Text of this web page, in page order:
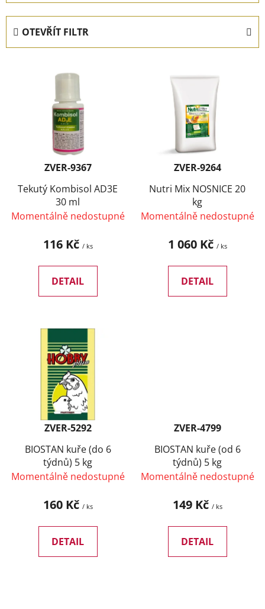
z
e
n OTEVŘÍT FILTR
k
ZVER-9367
Tekutý Kombisol AD3E
30 ml
Momentálně nedostupné
116 Kč / ks
DETAIL
ZVER-9264
Nutri Mix NOSNICE 20
kg
Momentálně nedostupné
1 060 Kč / ks
DETAIL
ZVER-5292
BIOSTAN kuře (do 6
týdnů) 5 kg
Momentálně nedostupné
160 Kč / ks
DETAIL
ZVER-4799
BIOSTAN kuře (od 6
týdnů) 5 kg
Momentálně nedostupné
149 Kč / ks
DETAIL